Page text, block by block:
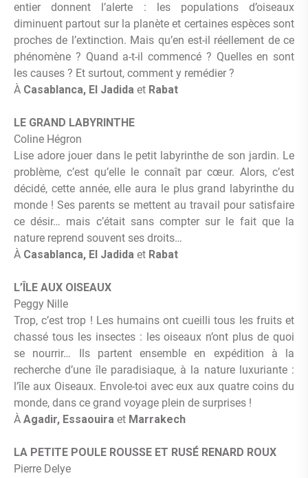
entier donnent l’alerte : les populations d’oiseaux
diminuent partout sur la planète et certaines espèces sont
proches de l’extinction. Mais qu’en est-il réellement de ce
phénomène ? Quand a-t-il commencé ? Quelles en sont
les causes ? Et surtout, comment y remédier ?
À Casablanca, El Jadida et Rabat
LE GRAND LABYRINTHE
Coline Hégron
Lise adore jouer dans le petit labyrinthe de son jardin. Le
problème, c’est qu’elle le connaît par cœur. Alors, c’est
décidé, cette année, elle aura le plus grand labyrinthe du
monde ! Ses parents se mettent au travail pour satisfaire
ce désir… mais c’était sans compter sur le fait que la
nature reprend souvent ses droits…
À Casablanca, El Jadida et Rabat
L’ÎLE AUX OISEAUX
Peggy Nille
Trop, c’est trop ! Les humains ont cueilli tous les fruits et
chassé tous les insectes : les oiseaux n’ont plus de quoi
se nourrir… Ils partent ensemble en expédition à la
recherche d’une île paradisiaque, à la nature luxuriante :
l’île aux Oiseaux. Envole-toi avec eux aux quatre coins du
monde, dans ce grand voyage plein de surprises !
À Agadir, Essaouira et Marrakech
LA PETITE POULE ROUSSE ET RUSÉ RENARD ROUX
Pierre Delye